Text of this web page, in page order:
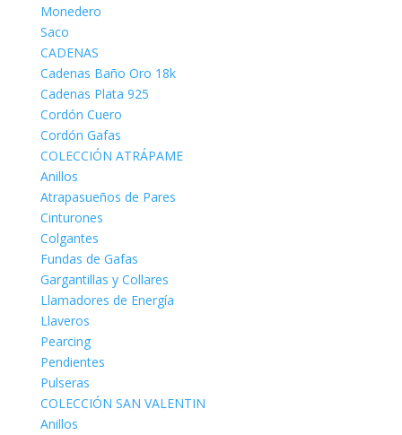
Monedero
Saco
CADENAS
Cadenas Baño Oro 18k
Cadenas Plata 925
Cordón Cuero
Cordón Gafas
COLECCIÓN ATRÁPAME
Anillos
Atrapasueños de Pares
Cinturones
Colgantes
Fundas de Gafas
Gargantillas y Collares
Llamadores de Energía
Llaveros
Pearcing
Pendientes
Pulseras
COLECCIÓN SAN VALENTIN
Anillos